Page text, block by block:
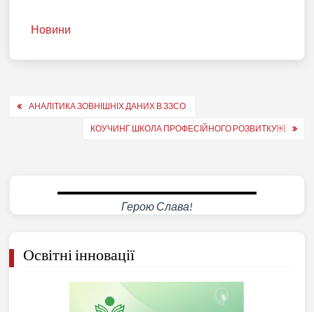
Новини
Навігація
АНАЛІТИКА ЗОВНІШНІХ ДАНИХ В ЗЗСО
КОУЧИНГ ШКОЛА ПРОФЕСІЙНОГО РОЗВИТКУ￼
Герою Слава!
Освітні інновації